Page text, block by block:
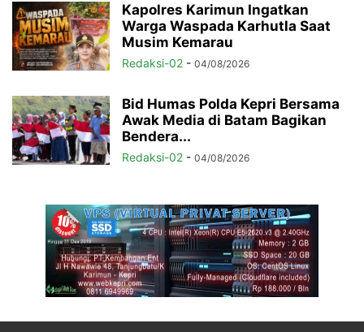
Kapolres Karimun Ingatkan
Warga Waspada Karhutla Saat
Musim Kemarau
Redaksi-02 - 04/08/2026
Bid Humas Polda Kepri Bersama
Awak Media di Batam Bagikan
Bendera...
Redaksi-02 - 04/08/2026